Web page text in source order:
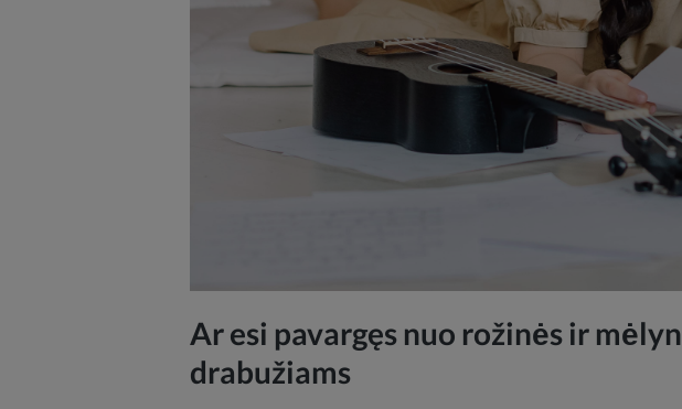
Ar esi pavargęs nuo rožinės ir
drabužiams